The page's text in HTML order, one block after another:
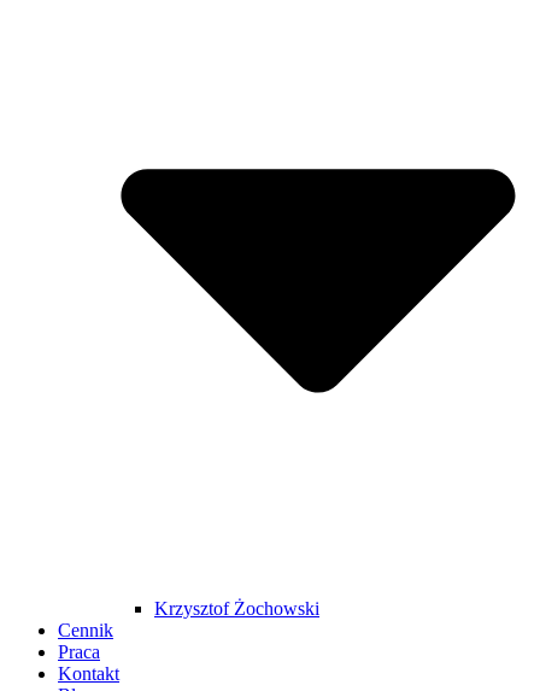
Krzysztof Żochowski
Cennik
Praca
Kontakt